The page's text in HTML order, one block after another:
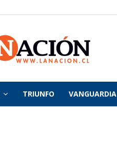
La
TRIUNFO VANGUARDIA